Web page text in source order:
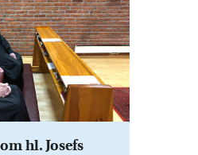
hl. Josefs